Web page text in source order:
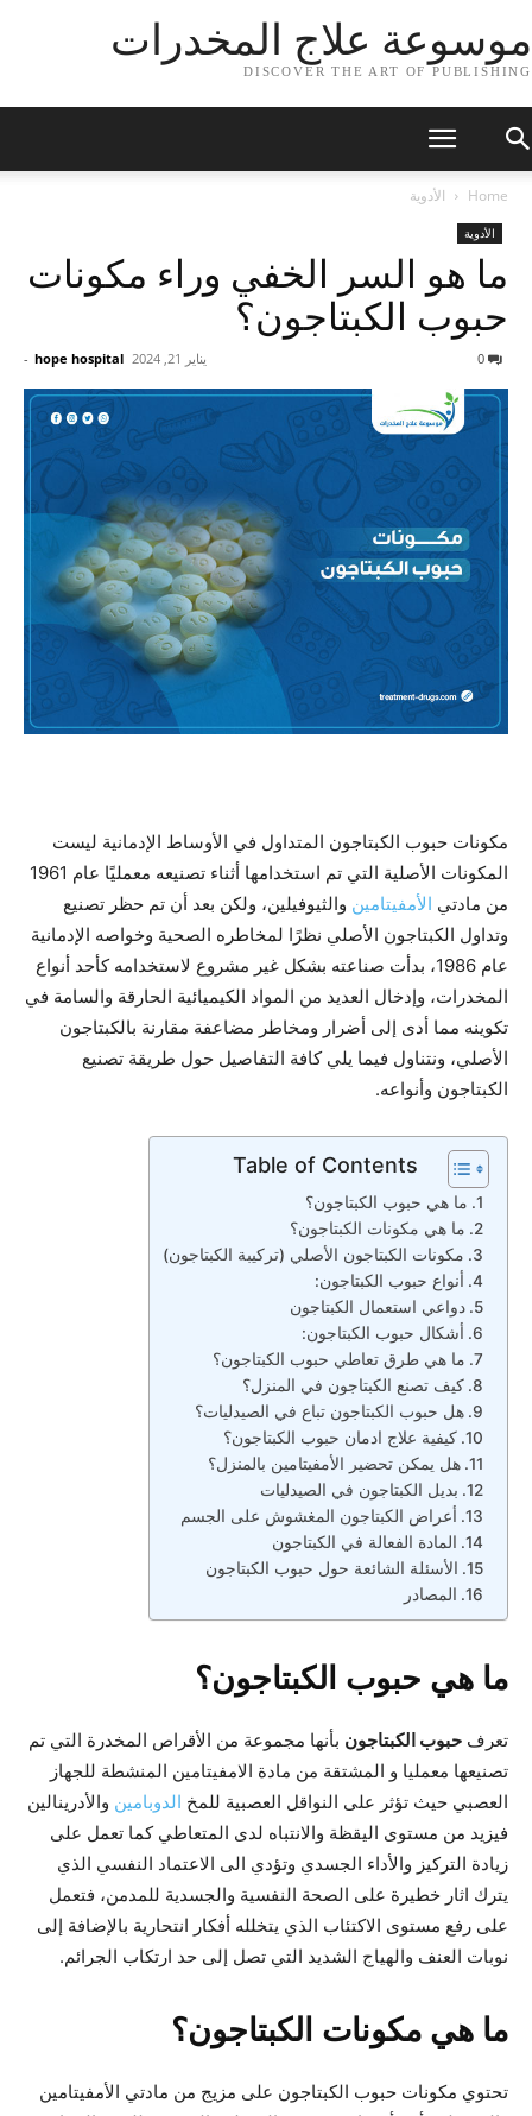
موسوعة علاج المخدرات
DISCOVER THE ART OF PUBLISHING
Home الأدوية
الأدوية
ما هو السر الخفي وراء مكونات
حبوب الكبتاجون؟
hope hospital
- يناير 21, 2024
مكونات حبوب الكبتاجون المتداول في الأوساط الإدمانية ليست
المكونات الأصلية التي تم استخدامها أثناء تصنيعه معمليًا عام 1961
من مادتي الأمفيتامين والثيوفيلين، ولكن بعد أن تم حظر تصنيع
وتداول الكبتاجون الأصلي نظرًا لمخاطره الصحية وخواصه الإدمانية
عام 1986، بدأت صناعته بشكل غير مشروع لاستخدامه كأحد أنواع
المخدرات، وإدخال العديد من المواد الكيميائية الحارقة والسامة في
تكوينه مما أدى إلى أضرار ومخاطر مضاعفة مقارنة بالكبتاجون
الأصلي، ونتناول فيما يلي كافة التفاصيل حول طريقة تصنيع
الكبتاجون وأنواعه.
Table of Contents
ما هي حبوب الكبتاجون؟
ما هي مكونات الكبتاجون؟
مكونات الكبتاجون الأصلي (تركيبة الكبتاجون)
أنواع حبوب الكبتاجون:
دواعي استعمال الكبتاجون
أشكال حبوب الكبتاجون:
ما هي طرق تعاطي حبوب الكبتاجون؟
كيف تصنع الكبتاجون في المنزل؟
هل حبوب الكبتاجون تباع في الصيدليات؟
كيفية علاج ادمان حبوب الكبتاجون؟
هل يمكن تحضير الأمفيتامين بالمنزل؟
بديل الكبتاجون في الصيدليات
أعراض الكبتاجون المغشوش على الجسم
المادة الفعالة في الكبتاجون
الأسئلة الشائعة حول حبوب الكبتاجون
المصادر
ما هي حبوب الكبتاجون؟
تعرف حبوب الكبتاجون بأنها مجموعة من الأقراص المخدرة التي تم
تصنيعها معمليا و المشتقة من مادة الامفيتامين المنشطة للجهاز
العصبي حيث تؤثر على النواقل العصبية للمخ الدوبامين والأدرينالين
فيزيد من مستوى اليقظة والانتباه لدى المتعاطي كما تعمل على
زيادة التركيز والأداء الجسدي وتؤدي الى الاعتماد النفسي الذي
يترك اثار خطيرة على الصحة النفسية والجسدية للمدمن، فتعمل
على رفع مستوى الاكتئاب الذي يتخلله أفكار انتحارية بالإضافة إلى
نوبات العنف والهياج الشديد التي تصل إلى حد ارتكاب الجرائم.
ما هي مكونات الكبتاجون؟
تحتوي مكونات حبوب الكبتاجون على مزيج من مادتي الأمفيتامين